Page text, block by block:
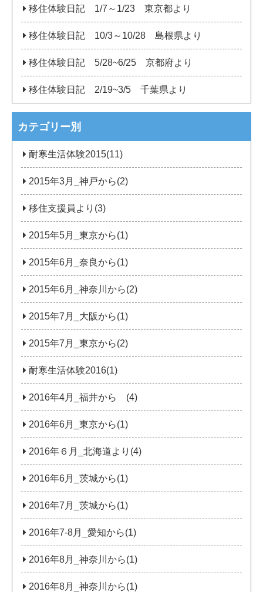
移住体験日記 1/7～1/23 東京都より
移住体験日記 10/3～10/28 島根県より
移住体験日記 5/28~6/25 京都府より
移住体験日記 2/19~3/5 千葉県より
カテゴリー別
耐寒生活体験2015(11)
2015年3月_神戸から(2)
移住支援員より(3)
2015年5月_東京から(1)
2015年6月_奈良から(1)
2015年6月_神奈川から(2)
2015年7月_大阪から(1)
2015年7月_東京から(2)
耐寒生活体験2016(1)
2016年4月_福井から (4)
2016年6月_東京から(1)
2016年６月_北海道より(4)
2016年6月_茨城から(1)
2016年7月_茨城から(1)
2016年7-8月_愛知から(1)
2016年8月_神奈川から(1)
2016年8月_神奈川から(1)